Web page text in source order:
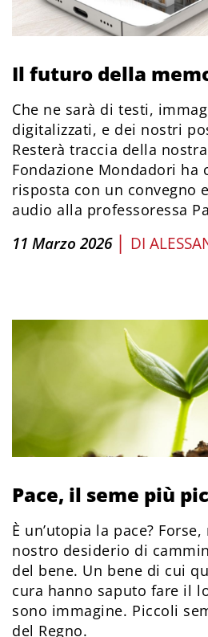
Il futuro della
Che ne sarà di testi,
digitalizzati, e dei nostri
Resterà traccia della
Fondazione Mondadori ha
risposta con un convegno
audio alla professoressa
11 Marzo 2026 | DI
Pace, il seme più
È un’utopia la pace?
nostro desiderio di
del bene. Un bene di cui
cura hanno saputo fare il
sono immagine. Piccoli
del Regno.